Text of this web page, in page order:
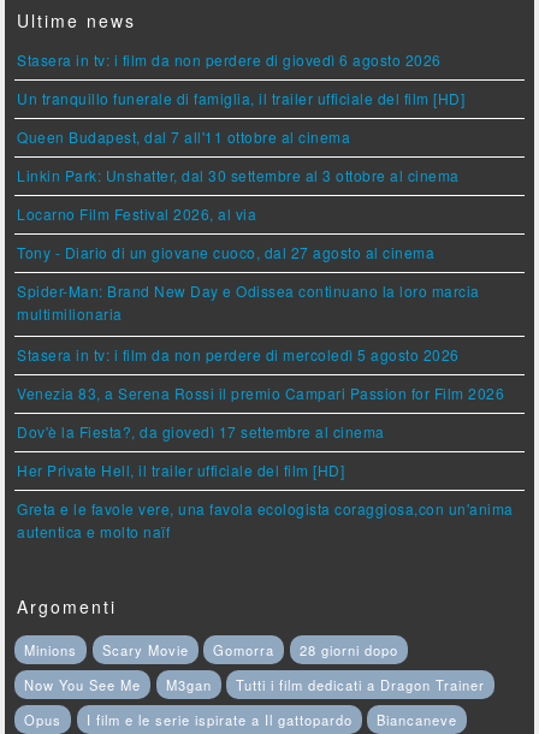
Ultime news
Stasera in tv: i film da non perdere di giovedì 6 agosto 2026
Un tranquillo funerale di famiglia, il trailer ufficiale del film [HD]
Queen Budapest, dal 7 all'11 ottobre al cinema
Linkin Park: Unshatter, dal 30 settembre al 3 ottobre al cinema
Locarno Film Festival 2026, al via
Tony - Diario di un giovane cuoco, dal 27 agosto al cinema
Spider-Man: Brand New Day e Odissea continuano la loro marcia
multimilionaria
Stasera in tv: i film da non perdere di mercoledì 5 agosto 2026
Venezia 83, a Serena Rossi il premio Campari Passion for Film 2026
Dov'è la Fiesta?, da giovedì 17 settembre al cinema
Her Private Hell, il trailer ufficiale del film [HD]
Greta e le favole vere, una favola ecologista coraggiosa,con un'anima
autentica e molto naïf
Argomenti
Minions Scary Movie Gomorra
28 giorni dopo
Now You See Me
M3gan
Tutti i film dedicati a Dragon Trainer
Opus
I film e le serie ispirate a Il gattopardo
Biancaneve